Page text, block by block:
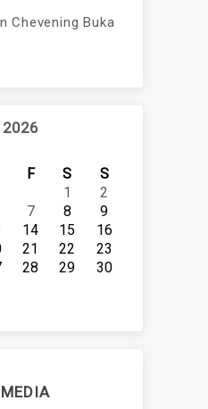
Chevening Buka
2026
F S
S
1
2
7 8
9
14 15
16
21 22
23
28 29
30